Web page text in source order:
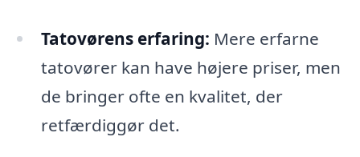
Tatovørens erfaring: Mere erfarne
tatovører kan have højere priser, men
de bringer ofte en kvalitet, der
retfærdiggør det.